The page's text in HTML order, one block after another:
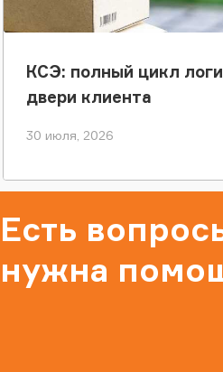
КСЭ: полный цикл
двери клиента
30 июля, 2026
Есть
нужна